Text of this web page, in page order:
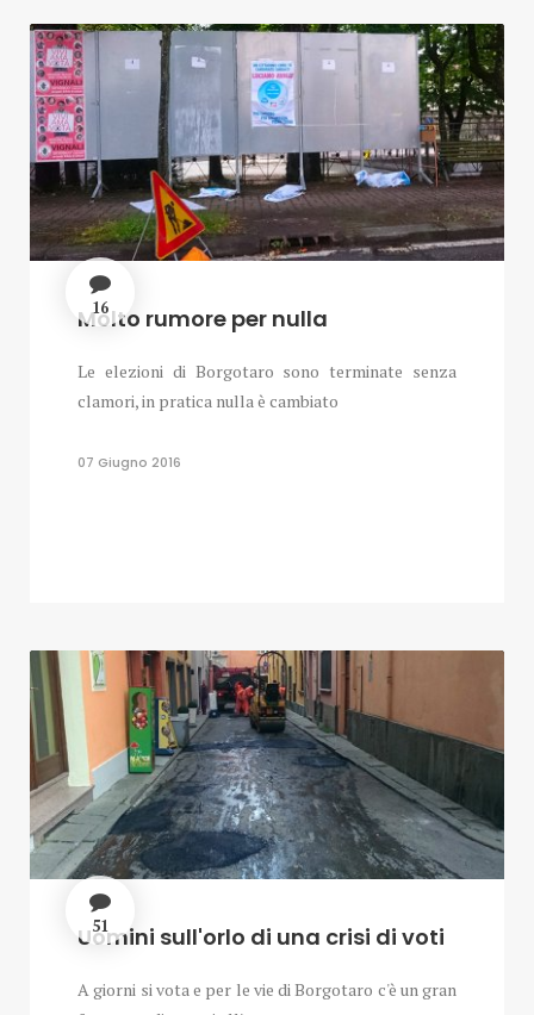
16
Molto rumore per nulla
Le elezioni di Borgotaro sono terminate senza
clamori, in pratica nulla è cambiato
07 Giugno 2016
51
Uomini sull'orlo di una crisi di voti
A giorni si vota e per le vie di Borgotaro c'è un gran